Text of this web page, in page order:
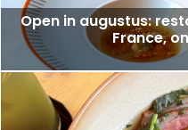
Open in augustus:
France,